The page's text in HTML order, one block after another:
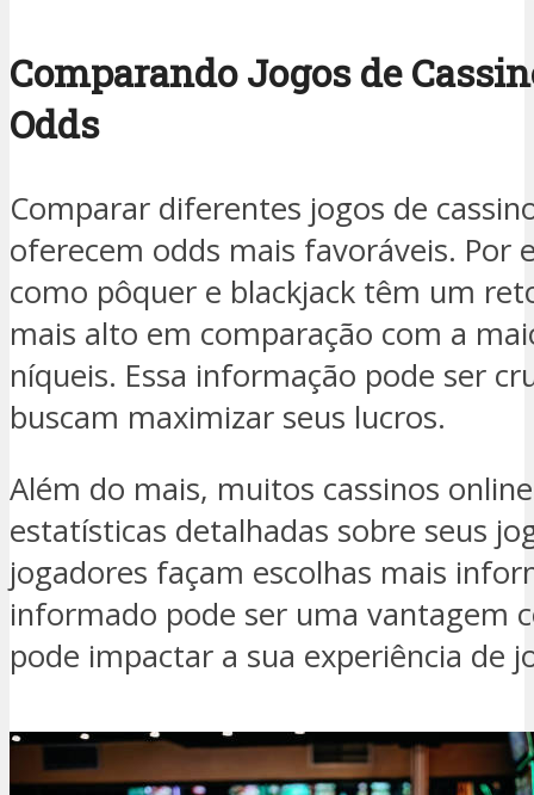
Comparando Jogos de
Odds
Comparar diferentes jogos de
oferecem odds mais favoráveis. Por
como pôquer e blackjack têm um
mais alto em comparação com a
níqueis. Essa informação pode ser
buscam maximizar seus lucros.
Além do mais, muitos cassinos
estatísticas detalhadas sobre seus
jogadores façam escolhas mais
informado pode ser uma vantagem
pode impactar a sua experiência de